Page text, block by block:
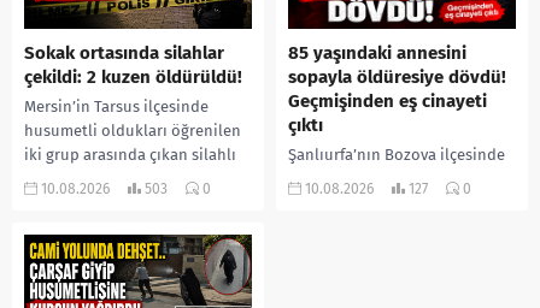
Sokak ortasında silahlar
çekildi: 2 kuzen öldürüldü!
Mersin’in Tarsus ilçesinde
husumetli oldukları öğrenilen
iki grup arasında çıkan silahlı
kavgada iki kuzen yaşamını
10.08.2026 503 0
85 yaşındaki annesini
sopayla öldüresiye dövdü!
Geçmişinden eş cinayeti
çıktı
Şanlıurfa’nın Bozova ilçesinde
85 yaşındaki İslim Yaprak, 53
10.08.2026 127 0